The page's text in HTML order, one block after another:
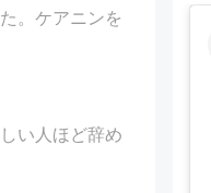
。ケアニンを
い人ほど辞め